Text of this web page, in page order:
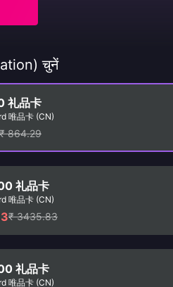
चुनें
礼品卡
唯品卡 (CN)
₹ 864.29
礼品卡
唯品卡 (CN)
₹ 3435.83
礼品卡
唯品卡 (CN)